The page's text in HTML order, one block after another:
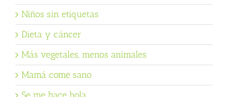
Niños sin etiquetas
Dieta y cáncer
Más vegetales, menos animales
Mamá come sano